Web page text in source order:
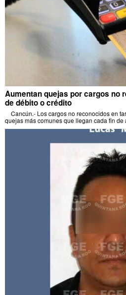
Aumentan quejas por cargos no
de débito o crédito
Cancún.- Los cargos no reconocidos en
quejas más comunes que llegan cada fin de